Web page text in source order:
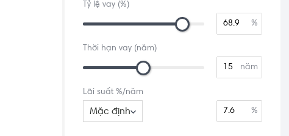
Tỷ lệ vay (%)
%
Thời hạn vay (năm)
năm
Lãi suất %/năm
Mặc định %